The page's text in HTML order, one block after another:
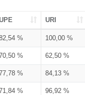
URI
% 100,00 %
% 62,50 %
% 84,13 %
% 96,92 %